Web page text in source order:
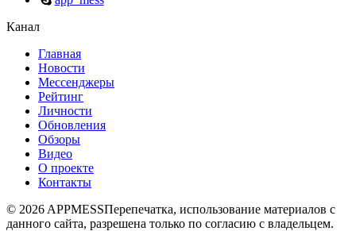
Канал
Главная
Новости
Мессенджеры
Рейтинг
Личности
Обновления
Обзоры
Видео
О проекте
Контакты
© 2026 APPMESSПерепечатка, использование материалов с
данного сайта, разрешена только по согласию с владельцем.